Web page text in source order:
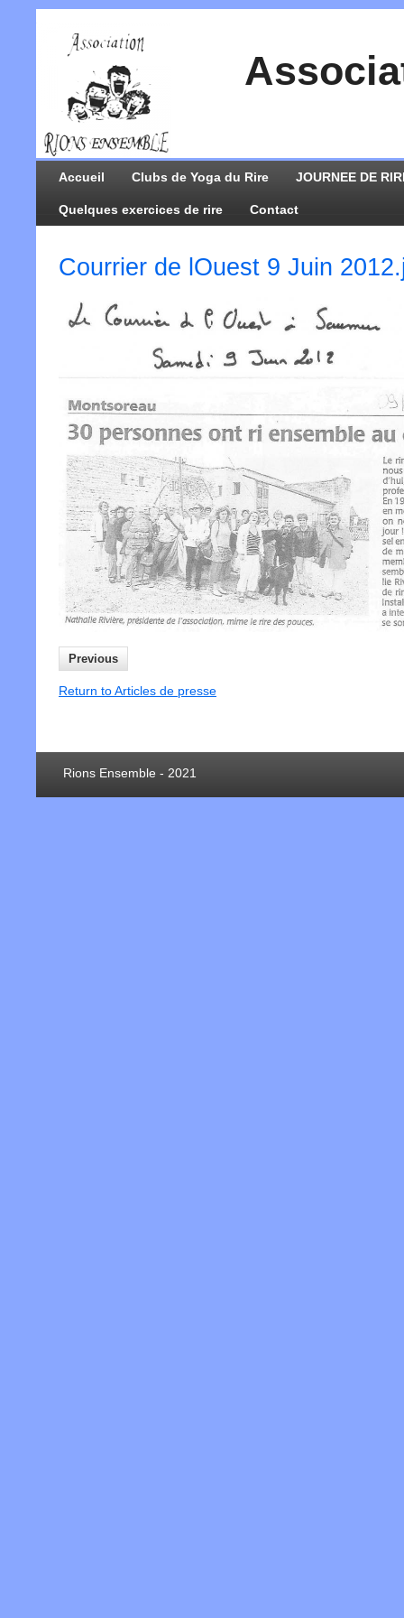
Accueil Clubs de Yoga du Rire JOURNEE DE
Quelques exercices de rire Contact
Courrier de lOuest 9 Juin
Previous
Return to Articles de presse
Rions Ensemble - 2021